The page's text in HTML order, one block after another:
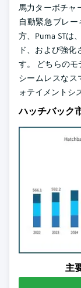
馬力ターボチャ
自動緊急ブレ
方、Puma STは
ド、および強
す。 どちらのモ
シームレスなス
ォテイメントシ
ハッチバック
主